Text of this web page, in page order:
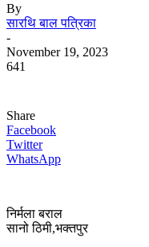
By
सारथि बाल पत्रिका
-
November 19, 2023
641
Share
Facebook
Twitter
WhatsApp
निर्मला बराल
सानो ठिमी,भक्तपुर